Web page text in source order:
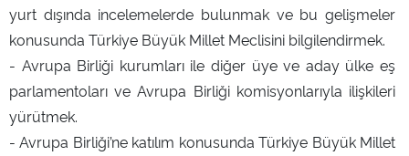
yurt dışında incelemelerde bulunmak ve bu gelişmeler
konusunda Türkiye Büyük Millet Meclisini bilgilendirmek.
- Avrupa Birliği kurumları ile diğer üye ve aday ülke eş
parlamentoları ve Avrupa Birliği komisyonlarıyla ilişkileri
yürütmek.
- Avrupa Birliği’ne katılım konusunda Türkiye Büyük Millet